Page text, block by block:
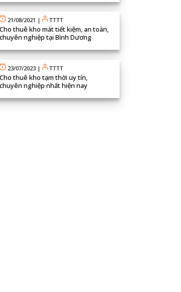
21/08/2021 | TTTT
Cho thuê kho mát tiết kiệm, an toàn,
chuyên nghiệp tại Bình Dương
23/07/2023 | TTTT
Cho thuê kho tạm thời uy tín,
chuyên nghiệp nhất hiện nay